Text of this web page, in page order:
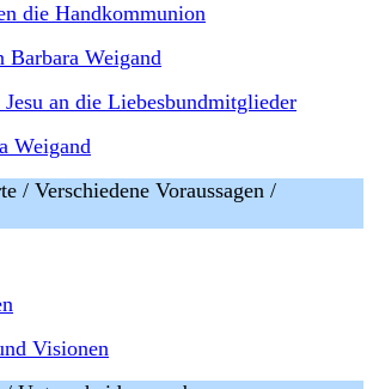
die Handkommunion
Barbara Weigand
Jesu an die Liebesbundmitglieder
Weigand
/ Verschiedene Voraussagen /
Visionen